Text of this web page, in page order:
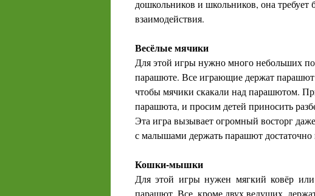
дошкольников и школьников, она
взаимодействия.
Весёлые мячики
Для этой игры нужно много небольших
парашюте. Все играющие держат парашют
чтобы мячики скакали над парашютом.
парашюта, и просим детей приносить
Эта игра вызывает огромный восторг
с малышами держать парашют
Кошки-мышки
Для этой игры нужен мягкий ковёр
парашют. Все, кроме двух ведущих,